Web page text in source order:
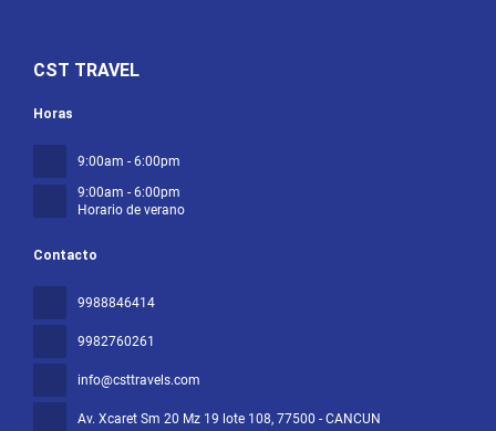
CST TRAVEL
Contacto
9988846414
9982760261
info@csttravels.com
Av. Xcaret Sm 20 Mz 19 lote 108, 77500 - CANCUN
Horas
9:00am - 6:00pm
9:00am - 6:00pm
Horario de verano